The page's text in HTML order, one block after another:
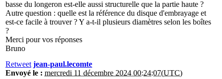
basse du longeron est-elle aussi structurelle que la partie haute ?
Autre question : quelle est la référence du disque d'embrayage et
est-ce facile à trouver ? Y a-t-il plusieurs diamètres selon les boîtes
?
Merci pour vos réponses
Bruno
Retweet jean-paul.lecomte
Envoyé le : mercredi 11 décembre 2024 00:24:07(UTC)